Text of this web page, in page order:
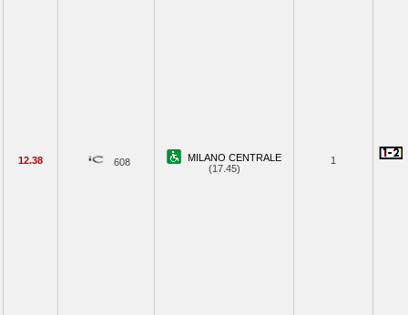
12.38 608
MILANO CENTRALE
(17.45)
1